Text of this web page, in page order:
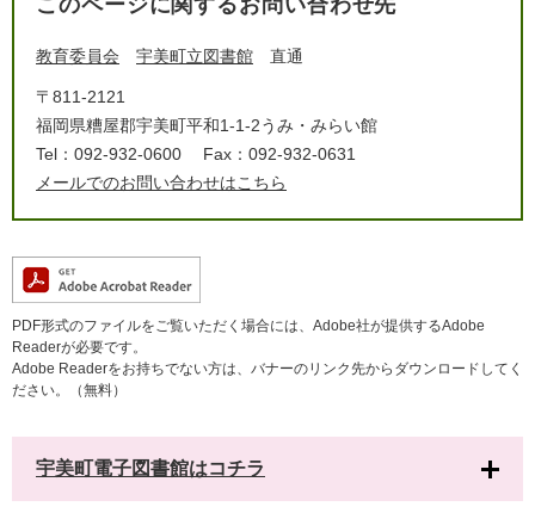
このページに関するお問い合わせ先
教育委員会 宇美町立図書館 直通
〒811-2121
福岡県糟屋郡宇美町平和1-1-2うみ・みらい館
Tel：092-932-0600
Fax：092-932-0631
メールでのお問い合わせはこちら
PDF形式のファイルをご覧いただく場合には、Adobe社が提供するAdobe
Readerが必要です。
Adobe Readerをお持ちでない方は、バナーのリンク先からダウンロードしてく
ださい。（無料）
宇美町電子図書館はコチラ